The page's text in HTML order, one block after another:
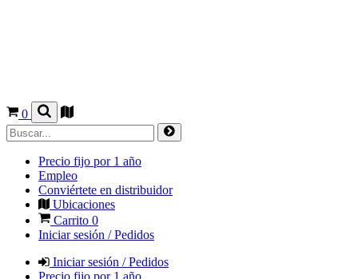
0
Precio fijo por 1 año
Empleo
Conviértete en distribuidor
Ubicaciones
Carrito 0
Iniciar sesión / Pedidos
Iniciar sesión / Pedidos
Precio fijo por 1 año